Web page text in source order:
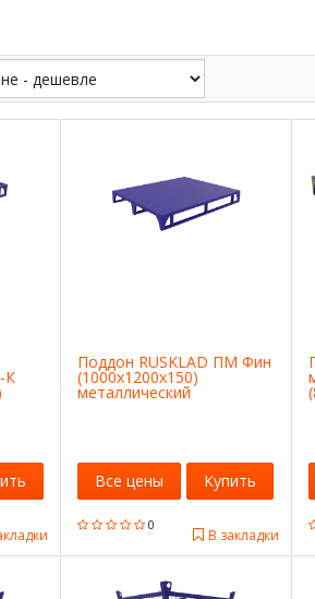
К
Поддон RUSKLAD ПМ Фин
(1000х1200х150)
металлический
0
В закладки
Все цены Купить